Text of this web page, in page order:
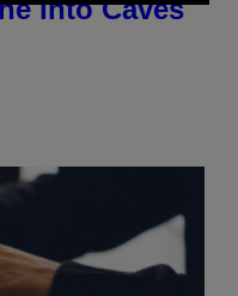
Into Caves